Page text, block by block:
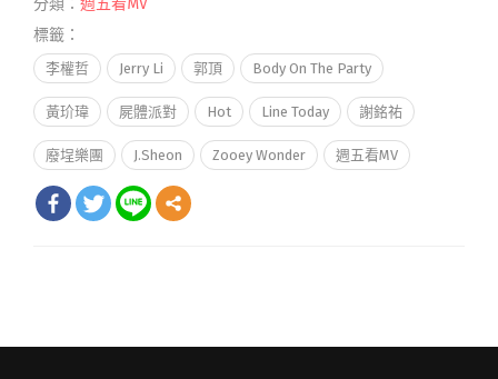
週五看MV
標籤：
李權哲 Jerry Li 郭頂 Body On The Party
黃玠瑋 屍體派對 Hot Line Today 謝銘祐
廢埕樂團 J.Sheon Zooey Wonder 週五看MV